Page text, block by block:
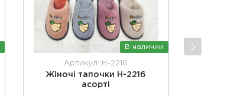
В наличии
Артикул: H-2216
Жіночі тапочки Н-2216
асорті